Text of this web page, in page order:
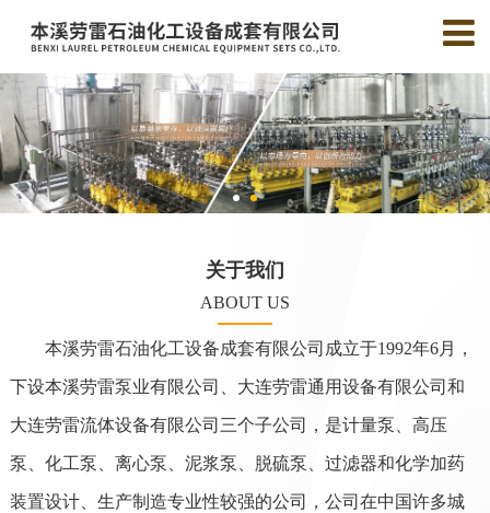
关于我们
ABOUT US
本溪劳雷石油化工设备成套有限公司成立于1992年6月，
下设本溪劳雷泵业有限公司、大连劳雷通用设备有限公司和
大连劳雷流体设备有限公司三个子公司，是计量泵、高压
泵、化工泵、离心泵、泥浆泵、脱硫泵、过滤器和化学加药
装置设计、生产制造专业性较强的公司，公司在中国许多城